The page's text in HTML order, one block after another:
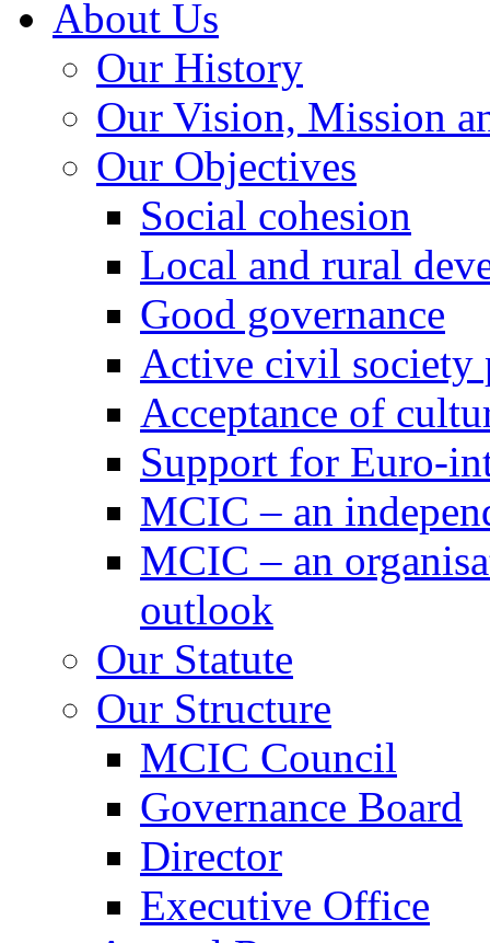
About Us
Our History
Our Vision, Mission
Our Objectives
Social cohesion
Local and rural
Good governance
Active civil society
Acceptance of
Support for Euro-
MCIC – an
MCIC – an
outlook
Our Statute
Our Structure
MCIC Council
Governance Board
Director
Executive Office